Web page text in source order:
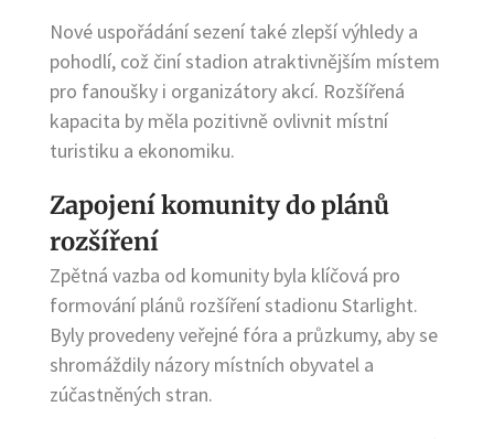
Nové uspořádání sezení také zlepší výhledy a
pohodlí, což činí stadion atraktivnějším místem
pro fanoušky i organizátory akcí. Rozšířená
kapacita by měla pozitivně ovlivnit místní
turistiku a ekonomiku.
Zapojení komunity do plánů
rozšíření
Zpětná vazba od komunity byla klíčová pro
formování plánů rozšíření stadionu Starlight.
Byly provedeny veřejné fóra a průzkumy, aby se
shromáždily názory místních obyvatel a
zúčastněných stran.